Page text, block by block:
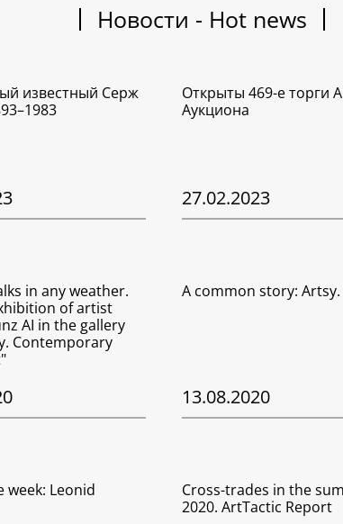
Новости - Hot news
известный Серж
Открыты 469-е торги
Аукциона
27.02.2023
in any weather.
of artist
AI in the gallery
Contemporary
A common story: Artsy.
13.08.2020
Leonid
Cross-trades in the
2020. ArtTactic Report